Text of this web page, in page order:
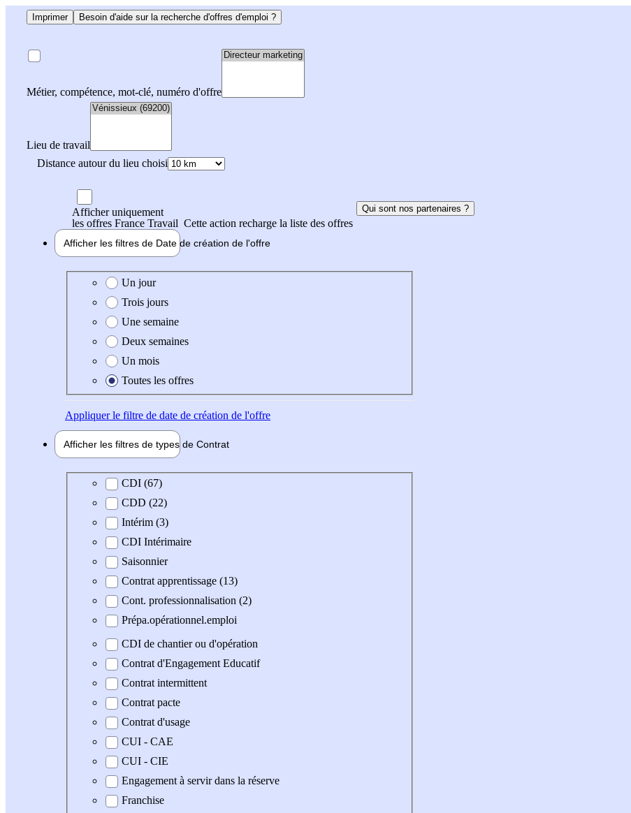
Imprimer Besoin d'aide sur la recherche d'offres d'emploi ?
Métier, compétence, mot-clé, numéro d'offre
Lieu de travail
Distance autour du lieu choisi
Afficher uniquement
les offres France Travail Cette action recharge la liste des offres
Qui sont nos partenaires ?
Afficher les filtres de Date de création de l'offre
Date de création de l'offre
Un jour
Trois jours
Une semaine
Deux semaines
Un mois
Toutes les offres
Appliquerle filtre de date de création de l'offre
Afficher les filtres de types de Contrat
Type de contratCDI (67)
CDD (22)
Intérim (3)
CDI Intérimaire
Saisonnier
Contrat apprentissage (13)
Cont. professionnalisation (2)
Prépa.opérationnel.emploi
CDI de chantier ou d'opération
Contrat d'Engagement Educatif
Contrat intermittent
Contrat pacte
Contrat d'usage
CUI - CAE
CUI - CIE
Engagement à servir dans la réserve
Franchise